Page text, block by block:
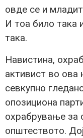
овде се и
И тоа било така
така.
Навистина,
активист во ова
севкупно
опозициона
охрабрување за
општеството.